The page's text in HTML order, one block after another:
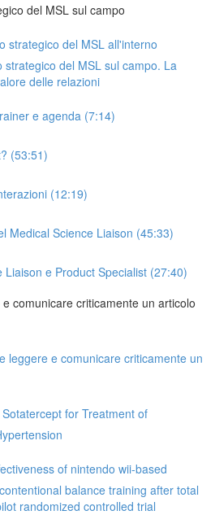
del MSL sul campo
strategico del MSL all'interno
strategico del MSL sul campo. La
delle relazioni
e agenda (7:14)
(53:51)
(12:19)
Medical Science Liaison (45:33)
Liaison e Product Specialist (27:40)
comunicare criticamente un articolo
leggere e comunicare criticamente un
for Treatment of
of nintendo wii-based
balance training after total
randomized controlled trial